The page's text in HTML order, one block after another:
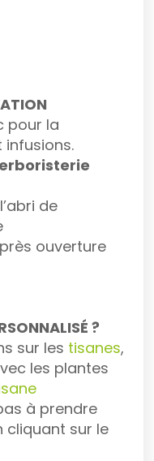
pour la
de
ouverture
?
sur les tisanes,
les plantes
à prendre
cliquant sur le